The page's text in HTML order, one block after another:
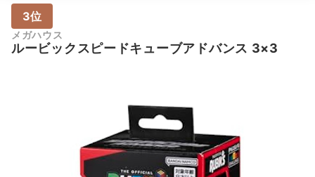
3位
メガハウス
ルービックスピードキューブアドバンス 3×3